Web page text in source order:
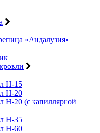
«Андалузия»
Н-15
Н-20
Н-20 (с капиллярной
Н-35
Н-60